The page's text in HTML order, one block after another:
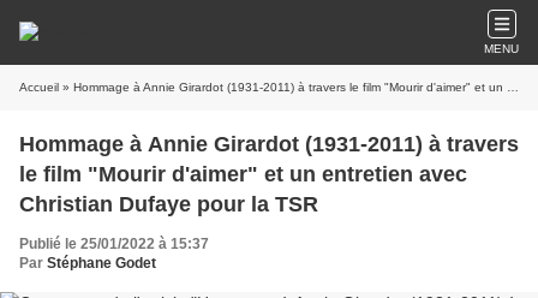
MENU
Accueil » Hommage à Annie Girardot (1931-2011) à travers le film "Mourir d'aimer" et un entretien avec Christian Dufaye pour la TSR
Hommage à Annie Girardot (1931-2011) à travers
le film "Mourir d'aimer" et un entretien avec
Christian Dufaye pour la TSR
Publié le 25/01/2022 à 15:37
Par Stéphane Godet